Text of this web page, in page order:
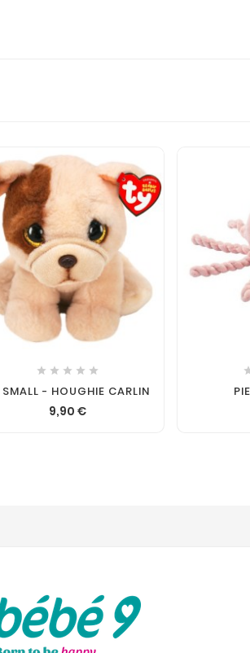
    
SMALL - HOUGHIE CARLIN
9,90 €